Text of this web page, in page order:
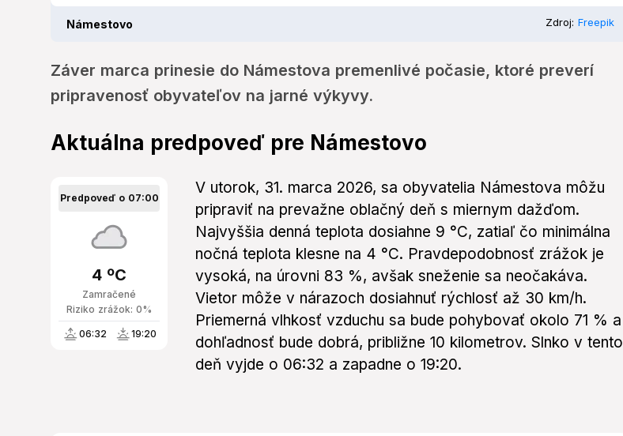
Námestovo Zdroj: Freepik
Záver marca prinesie do Námestova premenlivé počasie, ktoré preverí
pripravenosť obyvateľov na jarné výkyvy.
Aktuálna predpoveď pre Námestovo
Predpoveď o 07:00
Zamračené
4 ºC
Riziko zrážok: 0%
06:32 19:20
V utorok, 31. marca 2026, sa obyvatelia Námestova môžu
pripraviť na prevažne oblačný deň s miernym dažďom.
Najvyššia denná teplota dosiahne 9 °C, zatiaľ čo minimálna
nočná teplota klesne na 4 °C. Pravdepodobnosť zrážok je
vysoká, na úrovni 83 %, avšak sneženie sa neočakáva.
Vietor môže v nárazoch dosiahnuť rýchlosť až 30 km/h.
Priemerná vlhkosť vzduchu sa bude pohybovať okolo 71 % a
dohľadnosť bude dobrá, približne 10 kilometrov. Slnko v tento
deň vyjde o 06:32 a zapadne o 19:20.